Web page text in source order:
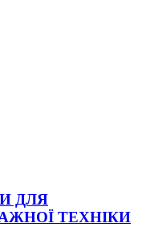
ДЛЯ
ТЕХНІКИ